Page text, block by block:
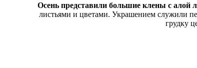
Осень представили большие клены с алой
листьями и цветами. Украшением служили
грудку